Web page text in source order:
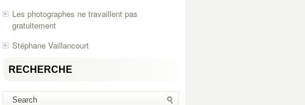
Les photographes ne travaillent pas
gratuitement
Stéphane Vaillancourt
RECHERCHE